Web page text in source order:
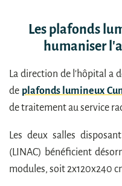
Les plafonds
humaniser
La direction de l'hôpital a
de plafonds lumineux
de traitement au service
Les deux salles
(LINAC) bénéficient
modules, soit 2x120x240